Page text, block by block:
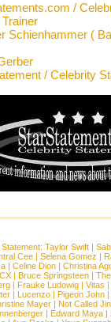
/
Schienhammer (
/ Celebrity
Taylor Swift |
Cee| Selena Gomez |
| Celine Dion | Christina
| Bruce Springsteen|
| Frauke Ludowig | Vitas |
| Lucenzo | Pigeon John |
Mayer| Not Called
| Edward Maya |